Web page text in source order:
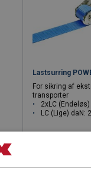
Lastsurring
For sikring af
transporter
2xLC
LC (Lige) daN: